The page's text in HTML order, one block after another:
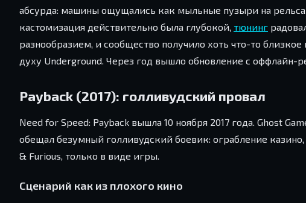
абсурда: машины ощущались как мыльные пузыри на
кастомизация действительно была глубокой, тюнинг
разнообразием, и сообщество получило хоть что-то близкое
духу Underground. Через год вышло обновление с оффлайн-
Payback (2017): голливудский провал
Need for Speed: Payback вышла 10 ноября 2017 года. Ghost
обещал безумный голливудский боевик: ограбление
& Furious, только в виде игры.
Сценарий как из плохого кино